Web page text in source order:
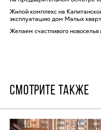
Жилой комплекс на
эксплуатацию дом Малых
Желаем счастливого
СМОТРИТЕ ТАКЖЕ